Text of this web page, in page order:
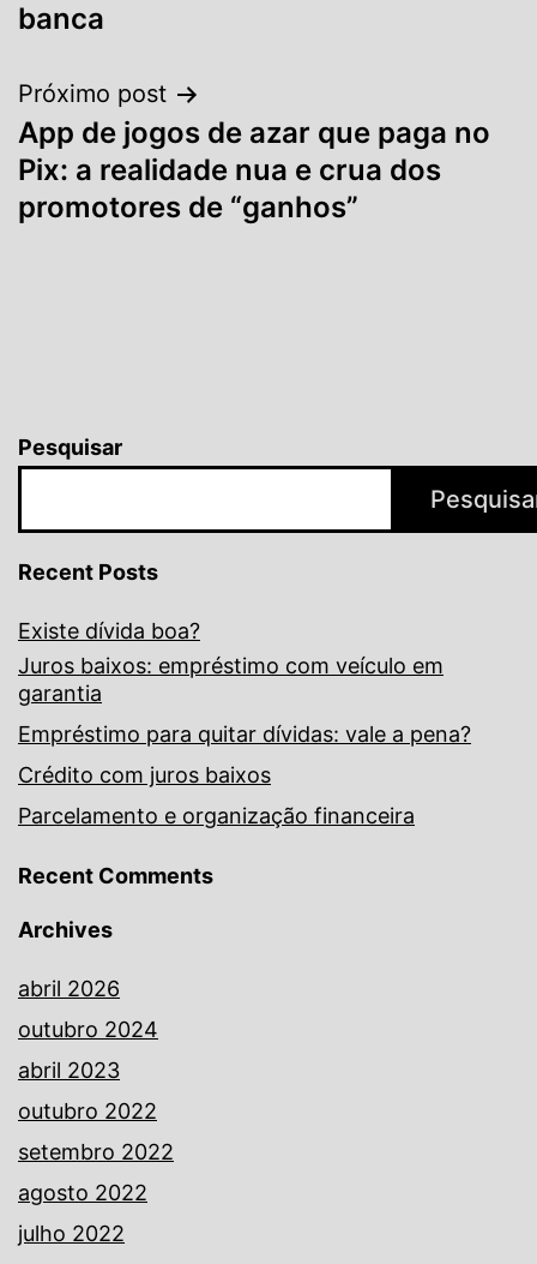
Post
banca
Próximo post
App de jogos de azar que paga no
Pix: a realidade nua e crua dos
promotores de “ganhos”
Pesquisar
Recent Posts
Existe dívida boa?
Juros baixos: empréstimo com veículo em
garantia
Empréstimo para quitar dívidas: vale a pena?
Crédito com juros baixos
Parcelamento e organização financeira
Recent Comments
Archives
abril 2026
outubro 2024
abril 2023
outubro 2022
setembro 2022
agosto 2022
julho 2022